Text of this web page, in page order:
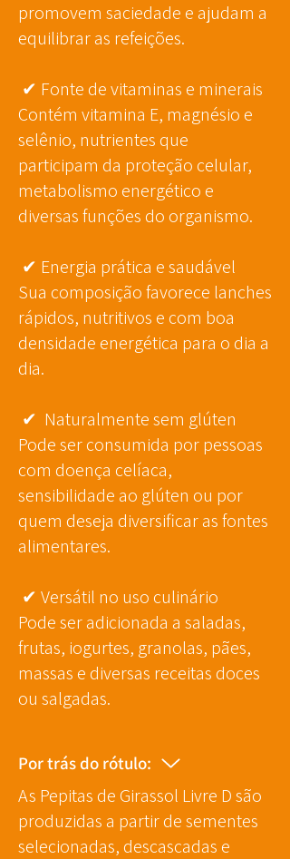
promovem saciedade e ajudam a
equilibrar as refeições.
✔ Fonte de vitaminas e minerais
Contém vitamina E, magnésio e
selênio, nutrientes que
participam da proteção celular,
metabolismo energético e
diversas funções do organismo.
✔ Energia prática e saudável
Sua composição favorece lanches
rápidos, nutritivos e com boa
densidade energética para o dia a
dia.
✔ Naturalmente sem glúten
Pode ser consumida por pessoas
com doença celíaca,
sensibilidade ao glúten ou por
quem deseja diversificar as fontes
alimentares.
✔ Versátil no uso culinário
Pode ser adicionada a saladas,
frutas, iogurtes, granolas, pães,
massas e diversas receitas doces
ou salgadas.
Por trás do rótulo:
As Pepitas de Girassol Livre D são
produzidas a partir de sementes
selecionadas, descascadas e